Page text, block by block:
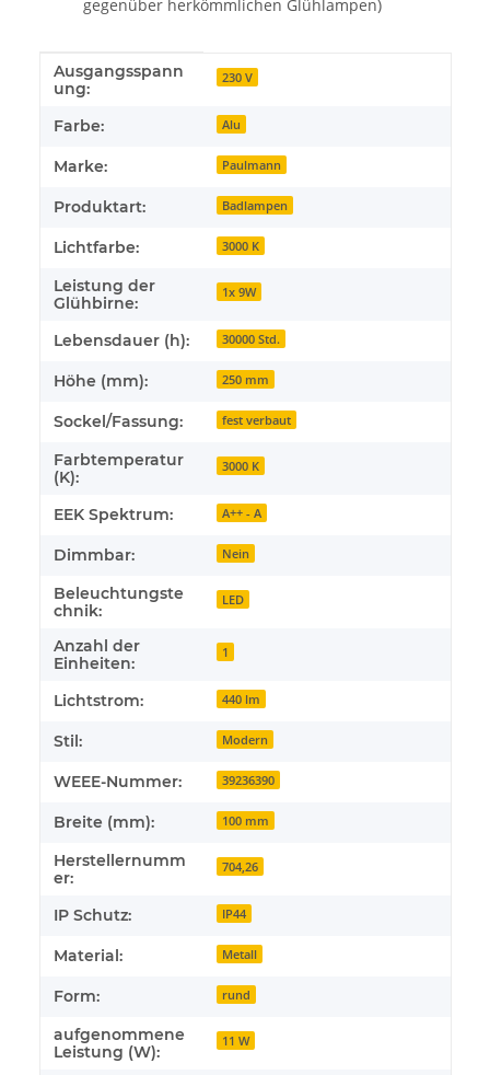
gegenüber herkömmlichen Glühlampen)
Produkteigenschaft
Wert
Ausgangsspann
ung:
230 V
Farbe: Alu
Marke: Paulmann
Produktart: Badlampen
Lichtfarbe: 3000 K
Leistung der
Glühbirne:
1x 9W
Lebensdauer (h): 30000 Std.
Höhe (mm): 250 mm
Sockel/Fassung: fest verbaut
Farbtemperatur
(K):
3000 K
EEK Spektrum: A++ - A
Dimmbar: Nein
Beleuchtungste
chnik:
LED
Anzahl der
Einheiten:
1
Lichtstrom: 440 lm
Stil: Modern
WEEE-Nummer: 39236390
Breite (mm): 100 mm
Herstellernumm
er:
704,26
IP Schutz: IP44
Material: Metall
Form: rund
aufgenommene
Leistung (W):
11 W